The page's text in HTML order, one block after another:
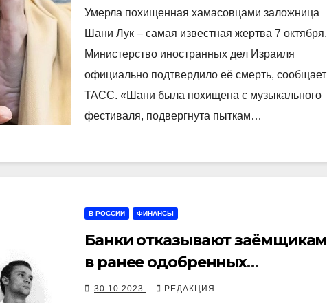
ХАМАС
Умерла похищенная хамасовцами заложница
Шани Лук – самая известная жертва 7 октября.
Министерство иностранных дел Израиля
официально подтвердило её смерть, сообщает
ТАСС. «Шани была похищена с музыкального
фестиваля, подвергнута пыткам…
В РОССИИ ФИНАНСЫ
Банки отказывают заёмщикам
в ранее одобренных
ипотечных кредитах
30.10.2023 РЕДАКЦИЯ